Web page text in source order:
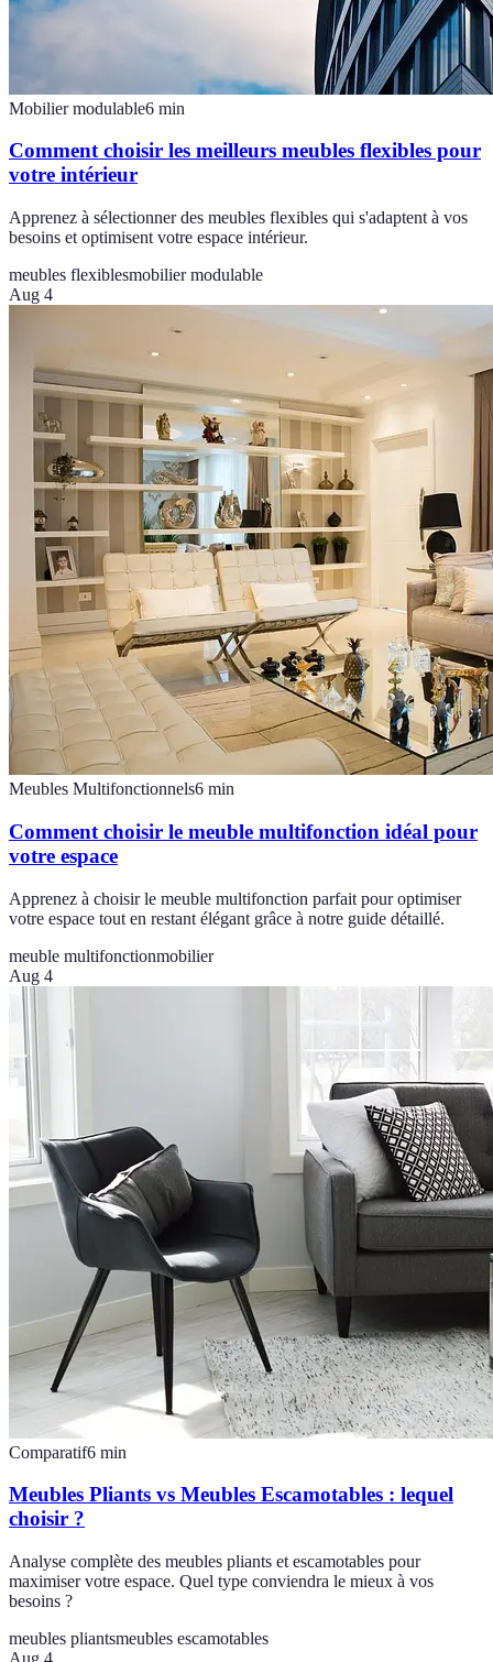
Mobilier modulable6 min
Comment choisir les meilleurs meubles flexibles pour
votre intérieur
Apprenez à sélectionner des meubles flexibles qui s'adaptent à vos
besoins et optimisent votre espace intérieur.
meubles flexiblesmobilier modulable
Aug 4
Meubles Multifonctionnels6 min
Comment choisir le meuble multifonction idéal pour
votre espace
Apprenez à choisir le meuble multifonction parfait pour optimiser
votre espace tout en restant élégant grâce à notre guide détaillé.
meuble multifonctionmobilier
Aug 4
Comparatif6 min
Meubles Pliants vs Meubles Escamotables : lequel
choisir ?
Analyse complète des meubles pliants et escamotables pour
maximiser votre espace. Quel type conviendra le mieux à vos
besoins ?
meubles pliantsmeubles escamotables
Aug 4